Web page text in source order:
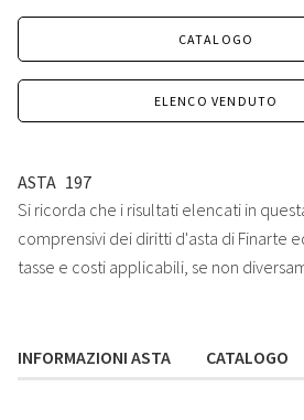
CATALOGO
ELENCO VENDUTO
ASTA 197
Si ricorda che i risultati elencati in
comprensivi dei diritti d'asta di Finarte
tasse e costi applicabili, se non
INFORMAZIONI ASTA CATALOGO